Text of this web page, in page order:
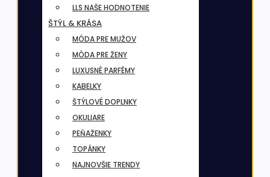
LLS NAŠE HODNOTENIE
ŠTÝL & KRÁSA
MÓDA PRE MUŽOV
MÓDA PRE ŽENY
LUXUSNÉ PARFÉMY
KABELKY
ŠTÝLOVÉ DOPLNKY
OKULIARE
PEŇAŽENKY
TOPÁNKY
NAJNOVŠIE TRENDY